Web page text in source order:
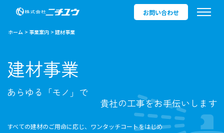
お問い合わせ
ホーム 事業案内 建材事業
建材事業
あらゆる「モノ」で
貴社の工事をお手伝いします
すべての建材のご用命に応じ、ワンタッチコートをはじめ